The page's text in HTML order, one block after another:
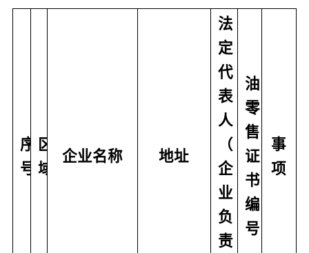
序
号
区
域
企业名称 地址
法
定
代
表
人
（
企
业
负
责
油
零
售
证
书
编
号
事
项